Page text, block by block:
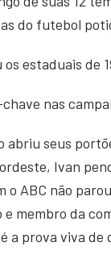
do futebol
estaduais de
nas
abriu seus
Ivan
o ABC não
membro da
a prova viva